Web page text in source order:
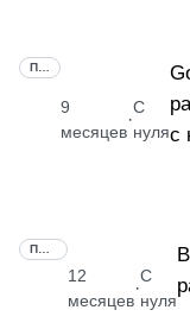
9
месяцев
·
С
нуляс
12
месяцев
·
С
нуля